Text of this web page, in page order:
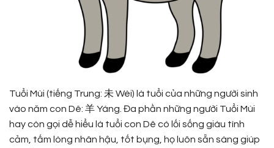
Tuổi Mùi (tiếng Trung: 未 Wèi) là tuổi của những người sinh
vào năm con Dê: 羊 Yáng. Đa phần những người Tuổi Mùi
hay còn gọi dễ hiểu là tuổi con Dê có lối sống giàu tình
cảm, tấm lòng nhân hậu, tốt bụng, họ luôn sẵn sàng giúp